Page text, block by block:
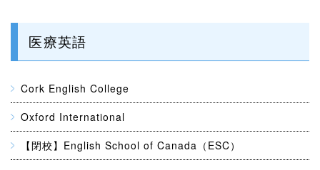
医療英語
Cork English College
Oxford International
【閉校】English School of Canada（ESC）